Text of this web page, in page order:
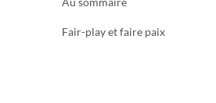
Fair-play et faire paix